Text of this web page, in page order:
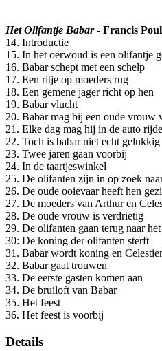
Het Olifantje Babar- Francis
14. Introductie
15. In het oerwoud is een olifantje
16. Babar schept met een schelp
17. Een ritje op moeders rug
18. Een gemene jager richt op hen
19. Babar vlucht
20. Babar mag bij een oude vrouw
21. Elke dag mag hij in de auto
22. Toch is babar niet echt gelukkig
23. Twee jaren gaan voorbij
24. In de taartjeswinkel
25. De olifanten zijn in op zoek
26. De oude ooievaar heeft hen
27. De moeders van Arthur en
28. De oude vrouw is verdrietig
29. De olifanten gaan terug naar
30: De koning der olifanten sterft
31. Babar wordt koning en
32. Babar gaat trouwen
33. De eerste gasten komen aan
34. De bruiloft van Babar
35. Het feest
36. Het feest is voorbij
Details